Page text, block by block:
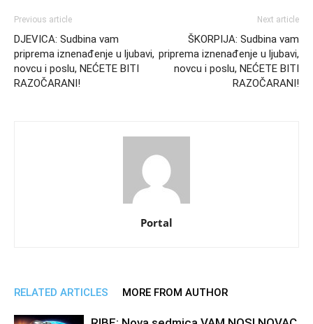
Previous article
DJEVICA: Sudbina vam
priprema iznenađenje u ljubavi,
novcu i poslu, NEĆETE BITI
RAZOČARANI!
Next article
ŠKORPIJA: Sudbina vam
priprema iznenađenje u ljubavi,
novcu i poslu, NEĆETE BITI
RAZOČARANI!
Portal
RELATED ARTICLES MORE FROM AUTHOR